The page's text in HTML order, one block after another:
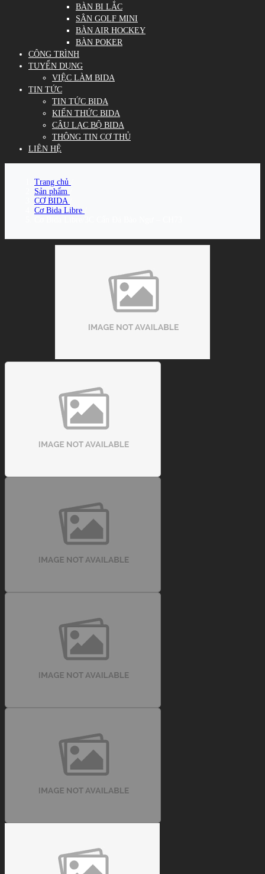
BÀN BI LẮC
SÂN GOLF MINI
BÀN AIR HOCKEY
BÀN POKER
CÔNG TRÌNH
TUYỂN DỤNG
VIỆC LÀM BIDA
TIN TỨC
TIN TỨC BIDA
KIẾN THỨC BIDA
CÂU LẠC BỘ BIDA
THÔNG TIN CƠ THỦ
LIÊN HỆ
Trang chủ
Sản phẩm
CƠ BIDA
Cơ Bida Libre